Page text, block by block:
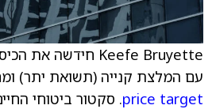
Keefe Bruyette חידשה את הכיסוי על מטלייף (
עם המלצת קנייה (תשואת יתר) ומחיר
price target. סקטור ביטוחי